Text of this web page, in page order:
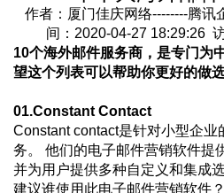
作者：厦门佳庆网络--------腾
间：2020-04-27 18:29:26
10个海外邮件服务商，是专门为
望这个列表可以帮助你更好的做选
01.Constant Contact
Constant contact是针对小型企业
务。 他们的电子邮件营销软件提
并为用户提供多种自定义和集成
建议谁使用此电子邮件营销软件？